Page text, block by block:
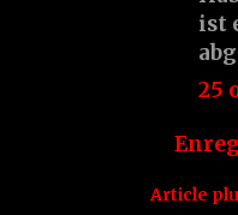
ist
25
Article